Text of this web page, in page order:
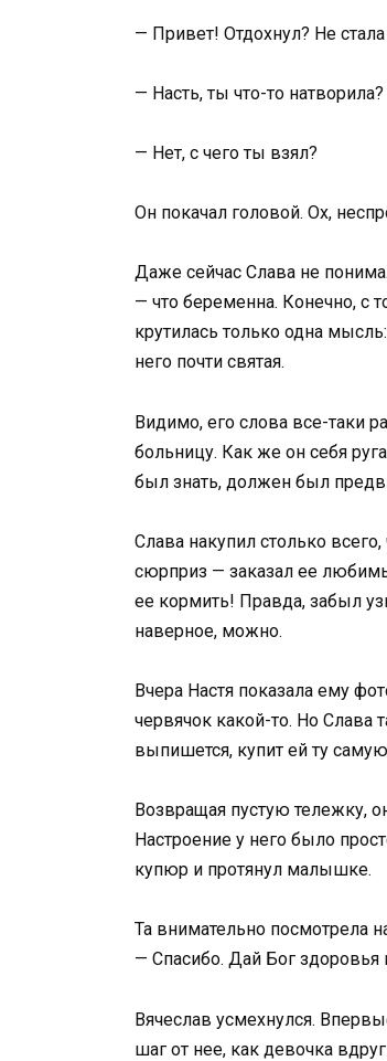
— Привет! Отдохнул? Не
— Насть, ты что-то натворила?
— Нет, с чего ты взял?
Он покачал головой. Ох,
Даже сейчас Слава не
— что беременна. Конечно, с
крутилась только одна
него почти святая.
Видимо, его слова все-таки
больницу. Как же он себя
был знать, должен был
Слава накупил столько
сюрприз — заказал ее
ее кормить! Правда, забыл
наверное, можно.
Вчера Настя показала ему
червячок какой-то. Но Слава
выпишется, купит ей ту
Возвращая пустую тележку,
Настроение у него было
купюр и протянул малышке.
Та внимательно посмотрела
— Спасибо. Дай Бог
Вячеслав усмехнулся.
шаг от нее, как девочка вдруг